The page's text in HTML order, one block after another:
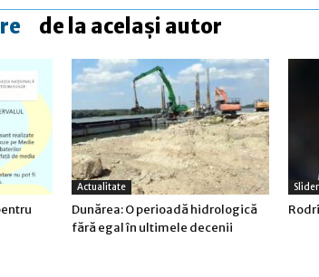
de la același autor
Actualitate
Dunărea: O perioadă hidrologică
fără egal în ultimele decenii
Slider